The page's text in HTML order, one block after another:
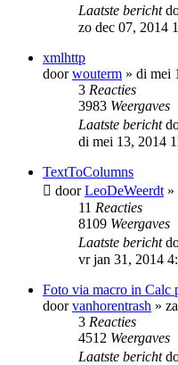
Laatste bericht
zo dec 07, 2014
xmlhttp
doorwouterm » di mei
3 Reacties
3983 Weergaves
Laatste bericht
di mei 13, 2014
TextToColumns
doorLeoDeWeerdt »
11 Reacties
8109 Weergaves
Laatste bericht
vr jan 31, 2014
Foto via macro in Calc
doorvanhorentrash »
3 Reacties
4512 Weergaves
Laatste bericht